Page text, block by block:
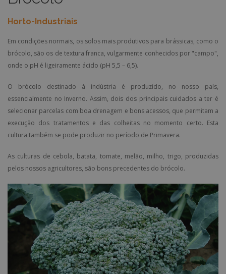
Horto-Industriais
Em condições normais, os solos mais produtivos para brássicas, como o
brócolo, são os de textura franca, vulgarmente conhecidos por "campo",
onde o pH é ligeiramente ácido (pH 5,5 – 6,5).
O brócolo destinado à indústria é produzido, no nosso país,
essencialmente no Inverno. Assim, dois dos principais cuidados a ter é
selecionar parcelas com boa drenagem e bons acessos, que permitam a
execução dos tratamentos e das colheitas no momento certo. Esta
cultura também se pode produzir no período de Primavera.
As culturas de cebola, batata, tomate, melão, milho, trigo, produzidas
pelos nossos agricultores, são bons precedentes do brócolo.